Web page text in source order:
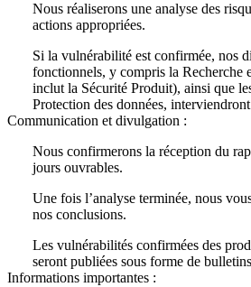
Nous réaliserons une analyse des
actions appropriées.
Si la vulnérabilité est confirmée, nos
fonctionnels, y compris la Recherche
inclut la Sécurité Produit), ainsi que
Protection des données,
Communication et divulgation :
Nous confirmerons la réception du
jours ouvrables.
Une fois l’analyse terminée, nous
nos conclusions.
Les vulnérabilités confirmées des
seront publiées sous forme de
Informations importantes :